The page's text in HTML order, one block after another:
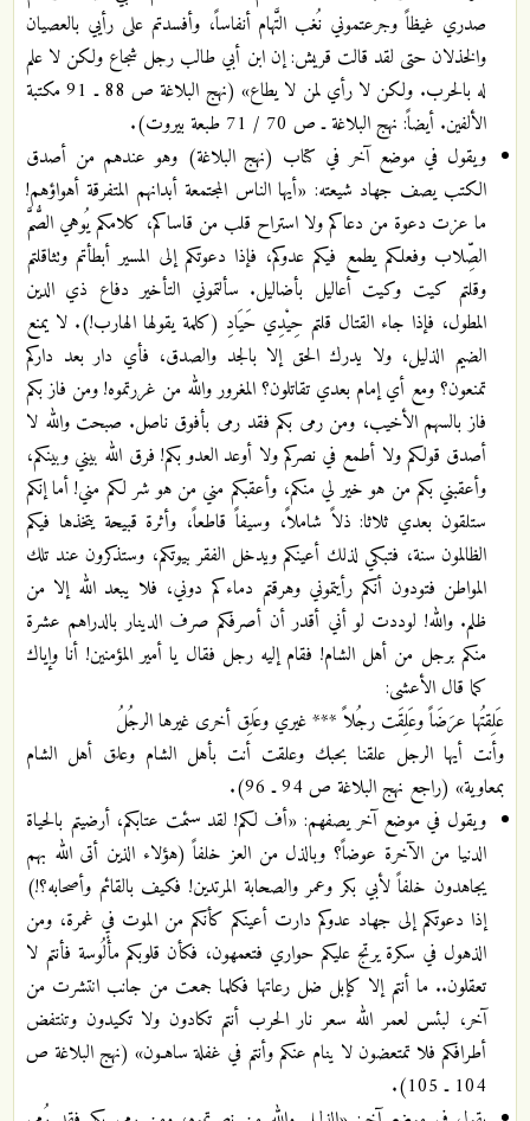
صدري غيظاً وجرعتموني نُغب التَّهام أنفاساً، وأفسدتم على رأيي بالعصيان
والخذلان حتى لقد قالت قريش: إن ابن أبي طالب رجل شجاع ولكن لا علم
له بالحرب. ولكن لا رأي لمن لا يطاع» (نهج البلاغة ص 88 ـ 91 مكتبة
الألفين. أيضاً: نهج البلاغة ـ ص 70 / 71 طبعة بيروت).
ويقول في موضع آخر في كتاب (نهج البلاغة) وهو عندهم من أصدق
الكتب يصف جهاد شيعته: «أيها الناس المجتمعة أبدانهم المتفرقة أهواؤهم!
ما عزت دعوة من دعاكم ولا استراح قلب من قاساكم، كلامكم يُوهي الصُّمَّ
الصِّلاب وفعلكم يطمع فيكم عدوكم، فإذا دعوتكم إلى المسير أبطأتم وتثاقلتم
وقلتم كيت وكيت أعاليل بأضاليل. سألتموني التأخير دفاع ذي الدين
المطول، فإذا جاء القتال قلتم حِيْدِي حَيَادِ (كلمة يقولها الهارب!). لا يمنع
الضيم الذليل، ولا يدرك الحق إلا بالجد والصدق، فأي دار بعد داركم
تمنعون؟ ومع أي إمام بعدي تقاتلون؟ المغرور والله من غررتموه! ومن فاز بكم
فاز بالسهم الأخيب، ومن رمى بكم فقد رمى بأفوق ناصل. صبحت والله لا
أصدق قولكم ولا أطمع في نصركم ولا أوعد العدو بكم! فرق الله بيني وبينكم،
وأعقبني بكم من هو خير لي منكم، وأعقبكم مني من هو شر لكم مني! أما إنكم
ستلقون بعدي ثلاثا: ذلاً شاملاً، وسيفاً قاطعاً، وأثرة قبيحة يتخذها فيكم
الظالمون سنة، فتبكي لذلك أعينكم ويدخل الفقر بيوتكم، وستذكرون عند تلك
المواطن فتودون أنكم رأيتموني وهرقتم دماءكم دوني، فلا يبعد الله إلا من
ظلم. والله! لوددت لو أني أقدر أن أصرفكم صرف الدينار بالدراهم عشرة
منكم برجل من أهل الشام! فقام إليه رجل فقال يا أمير المؤمنين! أنا وإياك
كما قال الأعشى:
عَلِقتُها عرَضَاً وعَلِقَت رجُلاً *** غيري وعَلِق أخرى غيرها الرجُلُ
وأنت أيها الرجل علقنا بحبك وعلقت أنت بأهل الشام وعلق أهل الشام
بمعاوية» (راجع نهج البلاغة ص 94 ـ 96).
ويقول في موضع آخر يصفهم: «أف لكم! لقد سئمت عتابكم، أرضيتم بالحياة
الدنيا من الآخرة عوضاً؟ وبالذل من العز خلفاً (هؤلاء الذين أتى الله بهم
يجاهدون خلفاً لأبي بكر وعمر والصحابة المرتدين! فكيف بالقائم وأصحابه؟!)
إذا دعوتكم إلى جهاد عدوكم دارت أعينكم كأنكم من الموت في غمرة، ومن
الذهول في سكرة يرتج عليكم حواري فتعمهون، فكأن قلوبكم مأْلُوسة فأنتم لا
تعقلون.. ما أنتم إلا كإبل ضل رعاتها فكلما جمعت من جانب انتشرت من
آخر، لبئس لعمر الله سعر نار الحرب أنتم تكادون ولا تكيدون وتنتفض
أطرافكم فلا تمتعضون لا ينام عنكم وأنتم في غفلة ساهـون» (نهج البلاغة ص
104 ـ 105).